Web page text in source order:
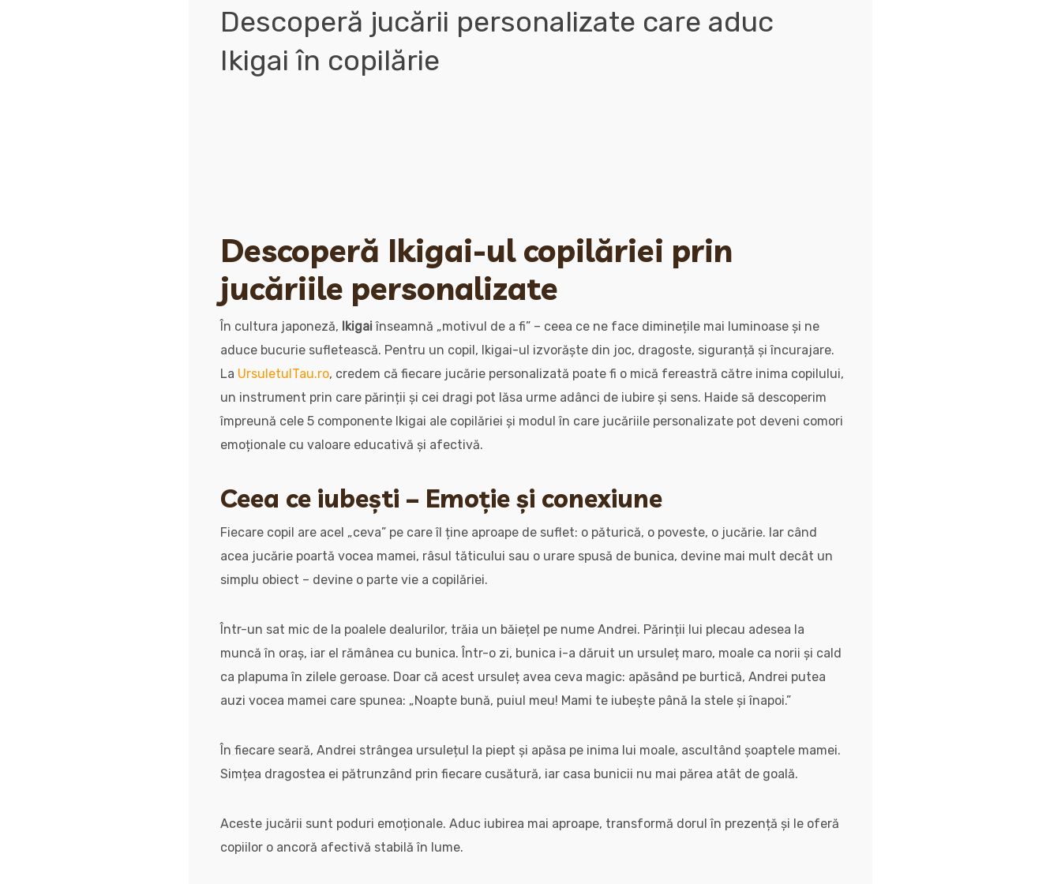
Descoperă jucării personalizate care aduc
Ikigai în copilărie
Descoperă Ikigai-ul copilăriei prin
jucăriile personalizate
În cultura japoneză, Ikigaiînseamnă „motivul de a fi” – ceea ce ne face diminețile mai luminoase și ne
aduce bucurie sufletească. Pentru un copil, Ikigai-ul izvorăște din joc, dragoste, siguranță și încurajare.
La UrsuletulTau.ro, credem că fiecare jucărie personalizată poate fi o mică fereastră către inima copilului,
un instrument prin care părinții și cei dragi pot lăsa urme adânci de iubire și sens. Haide să descoperim
împreună cele 5 componente Ikigai ale copilăriei și modul în care jucăriile personalizate pot deveni comori
emoționale cu valoare educativă și afectivă.
Ceea ce iubești – Emoție și conexiune
Fiecare copil are acel „ceva” pe care îl ține aproape de suflet: o păturică, o poveste, o jucărie. Iar când
acea jucărie poartă vocea mamei, râsul tăticului sau o urare spusă de bunica, devine mai mult decât un
simplu obiect – devine o parte vie a copilăriei.
Într-un sat mic de la poalele dealurilor, trăia un băiețel pe nume Andrei. Părinții lui plecau adesea la
muncă în oraș, iar el rămânea cu bunica. Într-o zi, bunica i-a dăruit un ursuleț maro, moale ca norii și cald
ca plapuma în zilele geroase. Doar că acest ursuleț avea ceva magic: apăsând pe burtică, Andrei putea
auzi vocea mamei care spunea: „Noapte bună, puiul meu! Mami te iubește până la stele și înapoi.”
În fiecare seară, Andrei strângea ursulețul la piept și apăsa pe inima lui moale, ascultând șoaptele mamei.
Simțea dragostea ei pătrunzând prin fiecare cusătură, iar casa bunicii nu mai părea atât de goală.
Aceste jucării sunt poduri emoționale. Aduc iubirea mai aproape, transformă dorul în prezență și le oferă
copiilor o ancoră afectivă stabilă în lume.